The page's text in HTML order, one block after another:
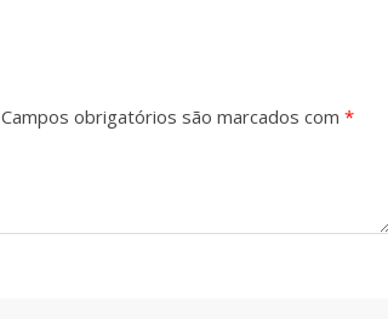
Campos obrigatórios são marcados com *